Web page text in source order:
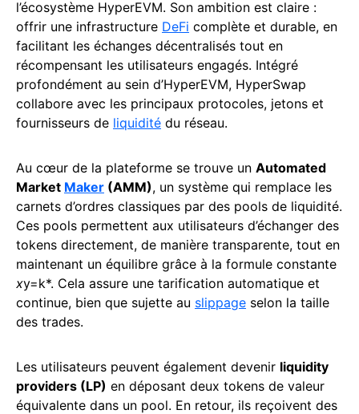
l’écosystème HyperEVM. Son ambition est claire :
offrir une infrastructure DeFi complète et durable, en
facilitant les échanges décentralisés tout en
récompensant les utilisateurs engagés. Intégré
profondément au sein d’HyperEVM, HyperSwap
collabore avec les principaux protocoles, jetons et
fournisseurs de liquidité du réseau.
Au cœur de la plateforme se trouve un Automated
Market Maker (AMM), un système qui remplace les
carnets d’ordres classiques par des pools de liquidité.
Ces pools permettent aux utilisateurs d’échanger des
tokens directement, de manière transparente, tout en
maintenant un équilibre grâce à la formule constante
xy=k*. Cela assure une tarification automatique et
continue, bien que sujette au slippage selon la taille
des trades.
Les utilisateurs peuvent également devenir liquidity
providers (LP) en déposant deux tokens de valeur
équivalente dans un pool. En retour, ils reçoivent des